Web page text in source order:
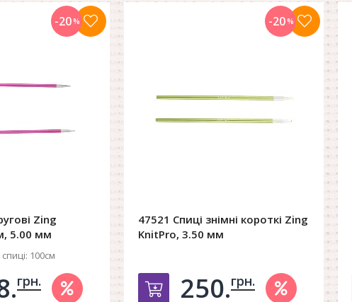
Zing
5.00 мм
100см
в корзину
грн.
-20%
47521 Спиці знімні короткі Zing
KnitPro, 3.50 мм
Добавить в корзину
250.грн.
-20%